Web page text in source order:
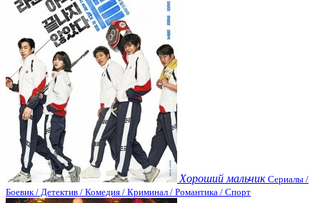
Хороший мальчик Сериалы /
Боевик / Детектив / Комедия / Криминал / Романтика / Спорт